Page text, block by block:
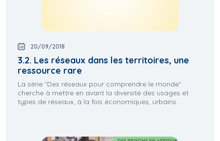
20/09/2018
3.2. Les réseaux dans les territoires, une
ressource rare
La série "Des réseaux pour comprendre le monde"
cherche à mettre en avant la diversité des usages et
types de réseaux, à la fois économiques, urbains...